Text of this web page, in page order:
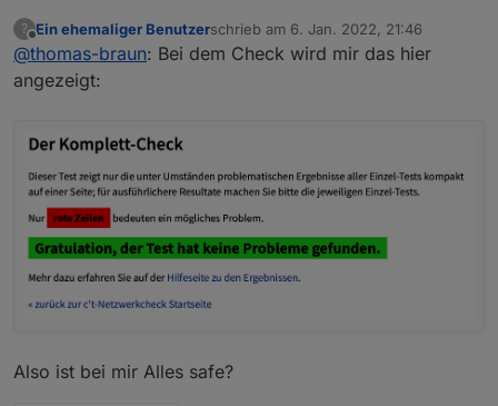
Von außen schauen lassen:
?
Offline
Ein ehemaliger Benutzerschrieb am 6. Jan. 2022, 21:46
zuletzt editiert von
@thomas-braun: Bei dem Check wird mir das hier
angezeigt:
Also ist bei mir Alles safe?